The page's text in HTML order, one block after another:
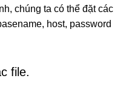
chúng ta có thể đặt các
host, password
file.